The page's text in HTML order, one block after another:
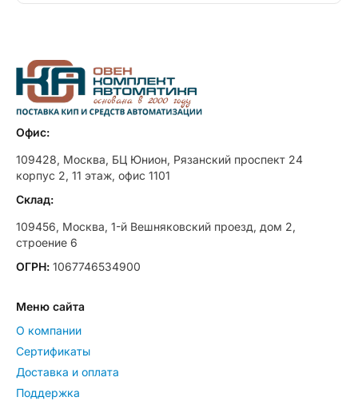
Офис:
109428, Москва, БЦ Юнион, Рязанский проспект 24
корпус 2, 11 этаж, офис 1101
Склад:
109456, Москва, 1-й Вешняковский проезд, дом 2,
строение 6
ОГРН: 1067746534900
Меню сайта
О компании
Сертификаты
Доставка и оплата
Поддержка